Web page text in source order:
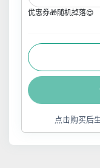
优惠券🎁随机掉落😍
点击购买后